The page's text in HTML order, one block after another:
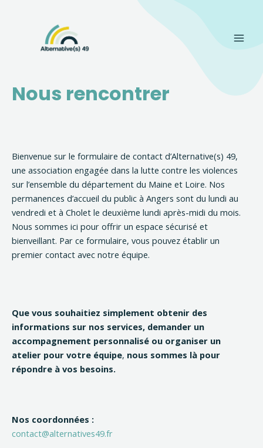
Nous rencontrer
Bienvenue sur le formulaire de contact d’Alternative(s) 49,
une association engagée dans la lutte contre les violences
sur l’ensemble du département du Maine et Loire. Nos
permanences d’accueil du public à Angers sont du lundi au
vendredi et à Cholet le deuxième lundi après-midi du mois.
Nous sommes ici pour offrir un espace sécurisé et
bienveillant. Par ce formulaire, vous pouvez établir un
premier contact avec notre équipe.
Que vous souhaitiez simplement obtenir des
informations sur nos services, demander un
accompagnement personnalisé ou organiser un
atelier pour votre équipe, nous sommes là pour
répondre à vos besoins.
Nos coordonnées :
contact@alternatives49.fr